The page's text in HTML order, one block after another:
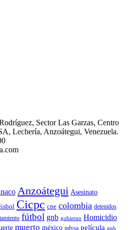
Sector Las Garzas, Centro
Lechería, Anzoátegui, Venezuela.
Anzoátegui Asesinato
Cicpc cne colombia detenidos
fútbol gnb gobierno Homicidio
muerto méxico pdvsa película pnb